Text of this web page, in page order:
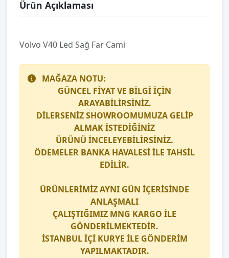
Ürün Açıklaması
Volvo V40 Led Sağ Far Cami
MAĞAZA NOTU:
GÜNCEL FİYAT VE BİLGİ İÇİN
ARAYABİLİRSİNİZ.
DİLERSENİZ SHOWROOMUMUZA GELİP
ALMAK İSTEDİĞİNİZ
ÜRÜNÜ İNCELEYEBİLİRSİNİZ.
ÖDEMELER BANKA HAVALESİ İLE TAHSİL
EDİLİR.
ÜRÜNLERİMİZ AYNI GÜN İÇERİSİNDE
ANLAŞMALI
ÇALIŞTIĞIMIZ MNG KARGO İLE
GÖNDERİLMEKTEDİR.
İSTANBUL İÇİ KURYE İLE GÖNDERİM
YAPILMAKTADIR.